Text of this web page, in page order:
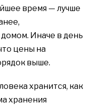
время — лучше
Иначе в день
цены на
выше.
хранится, как
хранения